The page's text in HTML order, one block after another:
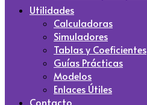
Utilidades
Calculadoras
Simuladores
Tablas y Coeficientes
Guías Prácticas
Modelos
Enlaces Útiles
Contacto